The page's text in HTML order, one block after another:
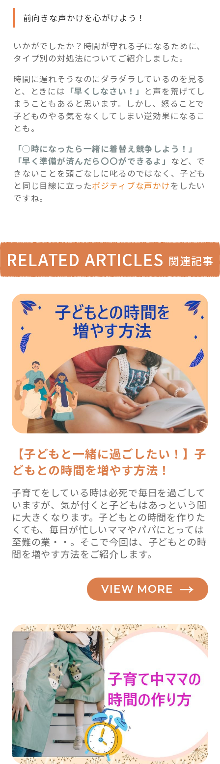
前向きな声かけを心がけよう！
いかがでしたか？時間が守れる子になるために、
タイプ別の対処法についてご紹介しました。
時間に遅れそうなのにダラダラしているのを見る
と、ときには 「早くしなさい！」 と声を荒げてし
まうこともあると思います。しかし、怒ることで
子どものやる気をなくしてしまい逆効果になるこ
とも。
「◯時になったら一緒に着替え競争しよう！」
「早く準備が済んだら〇〇ができるよ」 など、で
きないことを頭ごなしに叱るのではなく、子ども
と同じ目線に立ったポジティブな声かけ をしたい
ですね。
RELATED ARTICLES 関連記事
【子どもと一緒に過ごしたい！】子
どもとの時間を増やす方法！
子育てをしている時は必死で毎日を過ごして
いますが、気が付くと子どもはあっという間
に大きくなります。子どもとの時間を作りた
くても、毎日が忙しいママやパパにとっては
至難の業・・。そこで今回は、子どもとの時
間を増やす方法をご紹介します。
VIEW MORE